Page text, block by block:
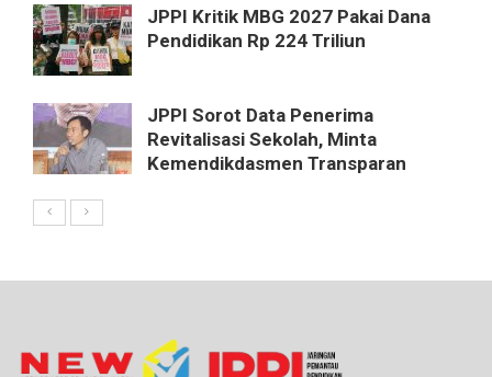
JPPI Kritik MBG 2027 Pakai Dana
Pendidikan Rp 224 Triliun
JPPI Sorot Data Penerima
Revitalisasi Sekolah, Minta
Kemendikdasmen Transparan